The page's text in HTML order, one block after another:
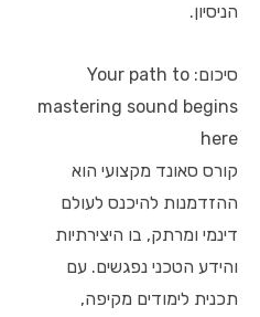
הניסיון.
סיכום: Your path to
mastering sound begins
here
קורס סאונד מקצועי הוא
ההזדמנות להיכנס לעולם
דינמי ומרתק, בו היצירתיות
והידע הטכני נפגשים. עם
תכנית לימודים מקיפה,